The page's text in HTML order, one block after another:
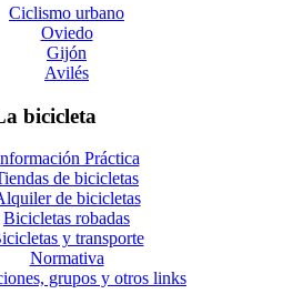
Ciclismo urbano
Oviedo
Gijón
Avilés
bicicleta
Práctica
de bicicletas
de bicicletas
Bicicletas robadas
y transporte
Normativa
grupos y otros links